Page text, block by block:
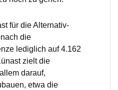
für die Alternativ-
die
lediglich auf 4.162
zielt die
darauf,
etwa die